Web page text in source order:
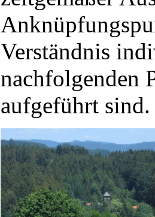
Verständnis
nachfolgenden
aufgeführt sind.